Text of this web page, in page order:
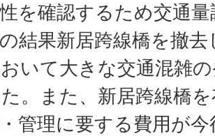
を確認するため交通
結果新居跨線橋を撤
いて大きな交通混雑
。また、新居跨線橋
管理に要する費用が